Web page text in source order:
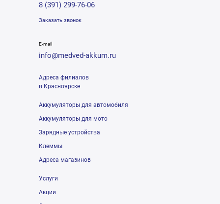
8 (391) 299-76-06
Заказать звонок
E-mail
info@medved-akkum.ru
Адреса филиалов
в Красноярске
Аккумуляторы для автомобиля
Аккумуляторы для мото
Зарядные устройства
Клеммы
Адреса магазинов
Услуги
Акции